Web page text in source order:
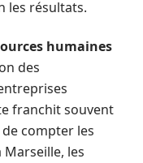
les résultats.
humaines
des
franchit souvent
compter les
les